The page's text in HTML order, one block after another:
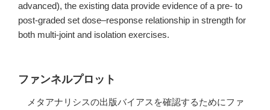
advanced), the existing data provide evidence of a pre- to
post-graded set dose–response relationship in strength for
both multi-joint and isolation exercises.
ファンネルプロット
メタアナリシスの出版バイアスを確認するためにファ